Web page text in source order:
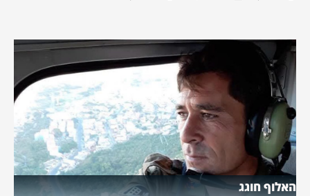
האלוף חוגג